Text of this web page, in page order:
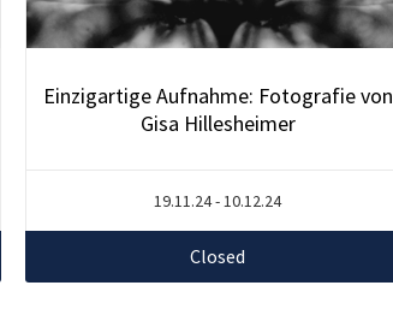
Einzigartige Aufnahme: Fotografie von
Gisa Hillesheimer
19.11.24 - 10.12.24
Closed